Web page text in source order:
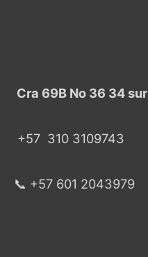
Cra 69B No 36 34 sur
+57 310 3109743
📞 +57 601 2043979